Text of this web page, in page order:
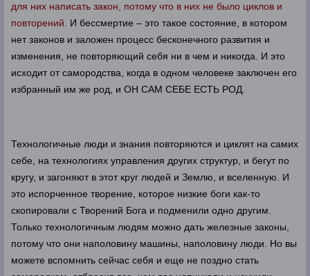
для них написать закон, потому что в них не было циклов и
повторений. И бессмертие – это такое состояние, в котором
нет законов и заложен процесс бесконечного развития и
изменения, не повторяющий себя ни в чем и никогда. И это
исходит от самородства, когда в одном человеке заключен его
избранный им же род, и ОН САМ СЕБЕ ЕСТЬ РОД.
Технологичные люди и знания повторяются и циклят на самих
себе, на технологиях управления других структур, и бегут по
кругу, и загоняют в этот круг людей и Землю, и вселенную. И
это испорченное творение, которое низкие боги как-то
скопировали с Творений Бога и подменили одно другим.
Только технологичным людям можно дать железные законы,
потому что они наполовину машины, наполовину люди. Но вы
можете вспомнить сейчас себя и еще не поздно стать